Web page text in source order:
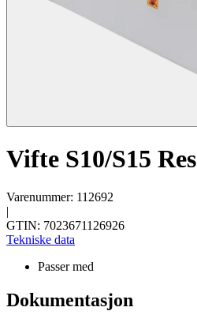
Vifte S10/S15 Res
Varenummer: 112692
|
GTIN: 7023671126926
Tekniske data
Passer med
Dokumentasjon